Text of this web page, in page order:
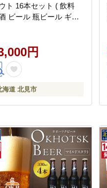
ト 16本セット ( 飲料
ビール 瓶ビール ギフ
】
円
海道 北見市